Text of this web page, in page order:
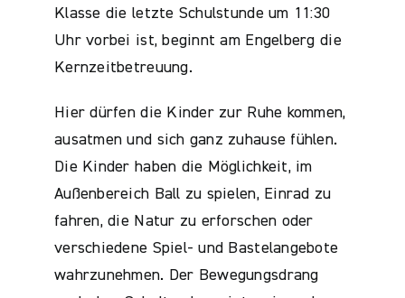
Klasse die letzte Schulstunde um 11:30
Uhr vorbei ist, beginnt am Engelberg die
Kernzeitbetreuung.
Hier dürfen die Kinder zur Ruhe kommen,
ausatmen und sich ganz zuhause fühlen.
Die Kinder haben die Möglichkeit, im
Außenbereich Ball zu spielen, Einrad zu
fahren, die Natur zu erforschen oder
verschiedene Spiel- und Bastelangebote
wahrzunehmen. Der Bewegungsdrang